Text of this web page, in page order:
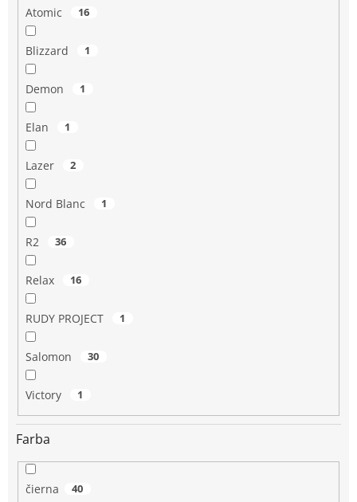
Atomic 16
Blizzard 1
Demon 1
Elan 1
Lazer 2
Nord Blanc 1
R2 36
Relax 16
RUDY PROJECT 1
Salomon 30
Victory 1
Farba
čierna 40